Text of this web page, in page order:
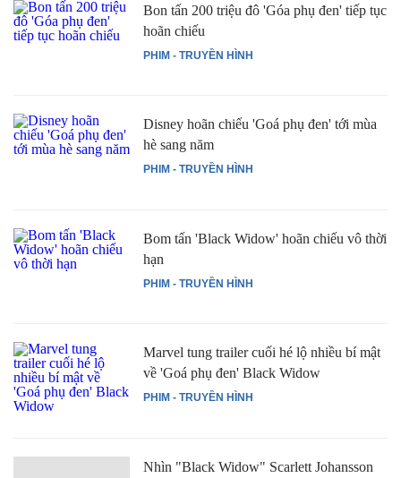
PHIM - TRUYỀN HÌNH
Bon tấn 200 triệu đô 'Góa phụ đen' tiếp tục
hoãn chiếu
PHIM - TRUYỀN HÌNH
Disney hoãn chiếu 'Goá phụ đen' tới mùa
hè sang năm
PHIM - TRUYỀN HÌNH
Bom tấn 'Black Widow' hoãn chiếu vô thời
hạn
PHIM - TRUYỀN HÌNH
Marvel tung trailer cuối hé lộ nhiều bí mật
về 'Goá phụ đen' Black Widow
Nhìn "Black Widow" Scarlett Johansson